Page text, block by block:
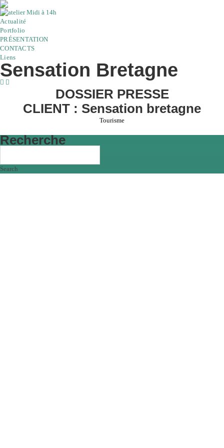
Actualité
Portfolio
PRÉSENTATION
CONTACTS
Liens
Sensation Bretagne
DOSSIER PRESSE
CLIENT : Sensation bretagne
Tourisme
Recherche
Search